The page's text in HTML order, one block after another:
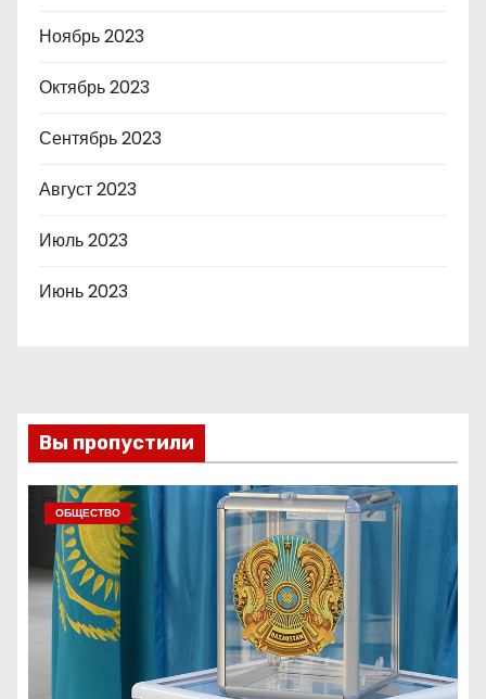
Ноябрь 2023
Октябрь 2023
Сентябрь 2023
Август 2023
Июль 2023
Июнь 2023
Вы пропустили
ОБЩЕСТВО